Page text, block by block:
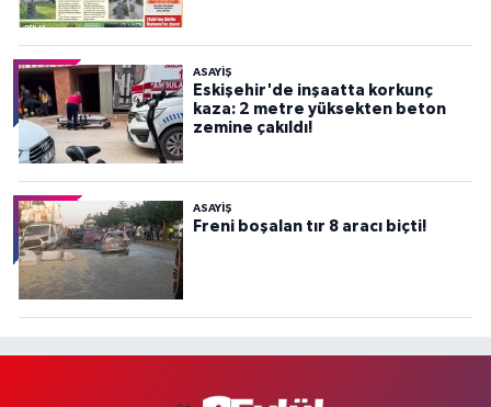
ASAYİŞ
Eskişehir'de inşaatta korkunç
kaza: 2 metre yüksekten beton
zemine çakıldı!
ASAYİŞ
Freni boşalan tır 8 aracı biçti!